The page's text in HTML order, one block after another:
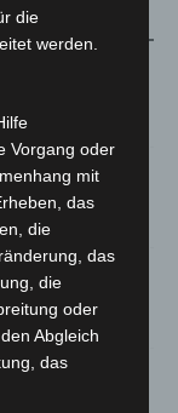
zeigt ihre
Hannover-West
Niedersachsen
die
werden.
Vorgang oder
mit
das
die
das
die
oder
Abgleich
das